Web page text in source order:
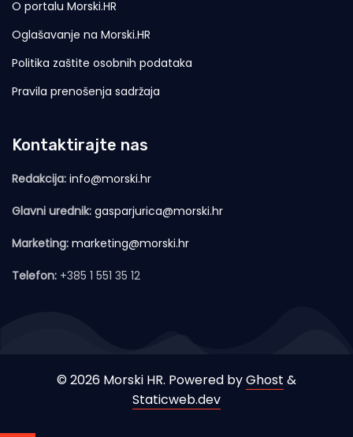
O portalu Morski.HR
Oglašavanje na Morski.HR
Politika zaštite osobnih podataka
Pravila prenošenja sadržaja
Kontaktirajte nas
Redakcija: info@morski.hr
Glavni urednik: gasparjurica@morski.hr
Marketing: marketing@morski.hr
Telefon: +385 1 551 35 12
© 2026 Morski HR. Powered byGhost &
Staticweb.dev